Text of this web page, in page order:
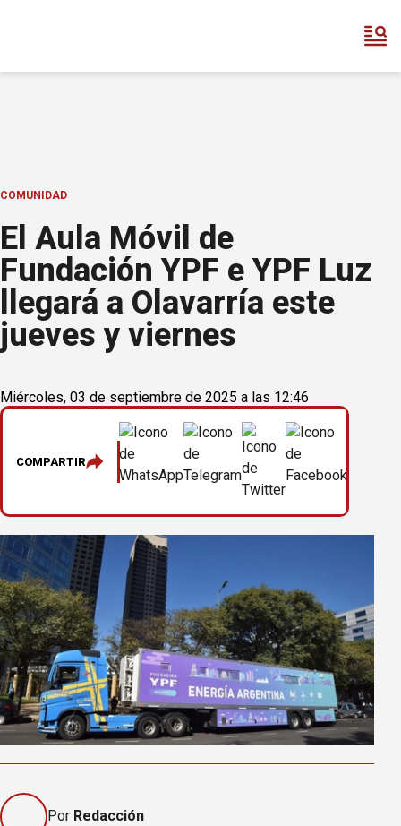
COMUNIDAD
El Aula Móvil de
Fundación YPF e YPF Luz
llegará a Olavarría este
jueves y viernes
Miércoles, 03 de septiembre de 2025 a las 12:46
COMPARTIR
Por Redacción